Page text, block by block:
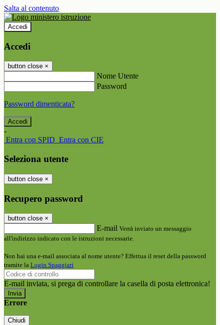
Salta al contenuto
Accedi
Accedi
button close ×
Nome Utente
Password
Password dimenticata?
-
Entra con SPID Entra con CIE
Seleziona utente
button close ×
Recupero password
button close ×
E-mail Verrà inviato un messaggio
all'indirizzo indicato con le istruzioni necessarie.
Non hai una e-mail associata al nome utente? Effettua il reset della password
tramite la Login Spaggiari
E-mail inviata, si prega di controllare la casella di posta elettronica!
Errore
Chiudi